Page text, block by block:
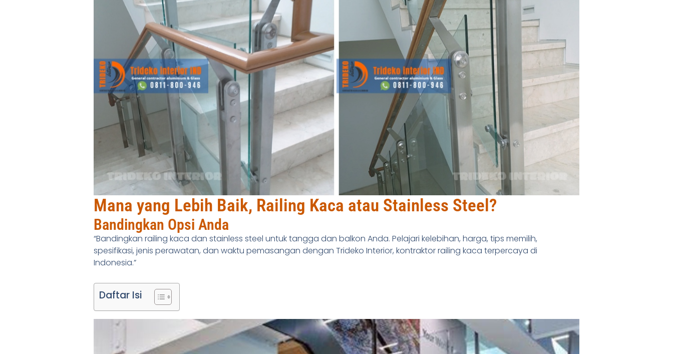
Mana yang Lebih Baik, Railing Kaca atau Stainless Steel?
Bandingkan Opsi Anda
“Bandingkan railing kaca dan stainless steel untuk tangga dan balkon Anda. Pelajari kelebihan, harga, tips memilih,
spesifikasi, jenis perawatan, dan waktu pemasangan dengan Trideko Interior, kontraktor railing kaca terpercaya di
Indonesia.”
Daftar Isi